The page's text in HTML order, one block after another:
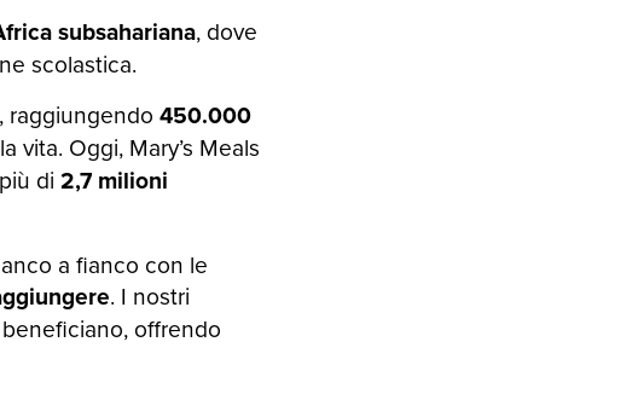
subsahariana, dove
scolastica.
raggiungendo 450.000
Oggi, Mary’s Meals
di 2,7 milioni
a fianco con le
. I nostri
offrendo